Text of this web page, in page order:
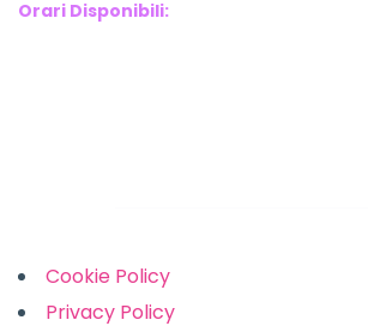
Orari Disponibili:
Cookie Policy
Privacy Policy